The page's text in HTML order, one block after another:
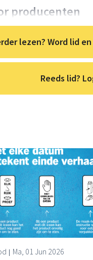
producenten
lezen? Word lid
Reeds lid?
Ma, 01 Jun 2026